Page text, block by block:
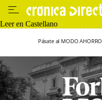
Leer en Castellano
Pásate al MODO AHORRO